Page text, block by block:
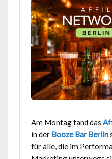
Am Montag fand das
in der Booze Bar Berlin
für alle, die im